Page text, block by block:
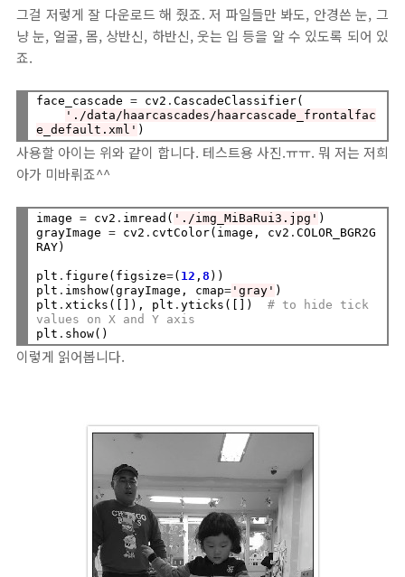
그걸 저렇게 잘 다운로드 해 줬죠. 저 파일들만 봐도, 안경쓴 눈, 그
냥 눈, 얼굴, 몸, 상반신, 하반신, 웃는 입 등을 알 수 있도록 되어 있
죠.
face_cascade = cv2 .CascadeClassifier(
'./data/haarcascades/haarcascade_frontalfac
e_default.xml'
사용할 아이는 위와 같이 합니다. 테스트용 사진.ㅠㅠ. 뭐 저는 저희
아가 미바뤼죠^^
image = cv2 . imread( './img_MiBaRui3.jpg' )
grayImage = cv2 . cvtColor(image, cv2 .COLOR_BGR2G
RAY)
plt . figure(figsize=( 12 ,8 ))
plt . imshow(grayImage, cmap= 'gray' )
plt . xticks([]), plt .yticks([]) # to hide tick
values on X and Y axis
plt .
이렇게 읽어봅니다.